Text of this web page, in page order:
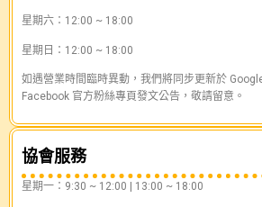
星期六：12:00 ~ 18:00
星期日：12:00 ~ 18:00
如遇營業時間臨時異動，我們將同步更新於
Facebook 官方粉絲專頁發文公告，敬請留意。
協會服務
星期一：9:30 ~ 12:00 | 13:00 ~ 18:00